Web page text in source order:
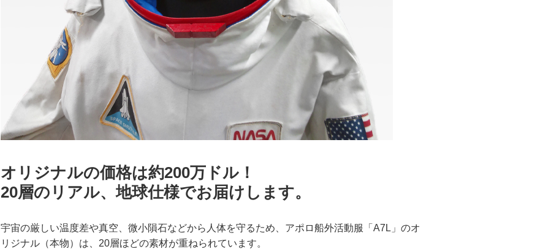
オリジナルの価格は約200万ドル！
20層のリアル、地球仕様でお届けします。
宇宙の厳しい温度差や真空、微小隕石などから人体を守るため、アポロ船外活動服「A7L」のオ
リジナル（本物）は、20層ほどの素材が重ねられています。